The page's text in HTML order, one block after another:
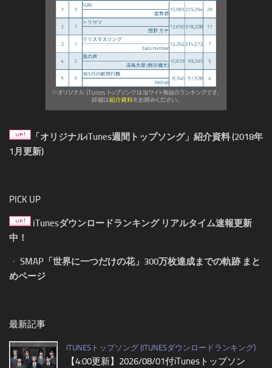
「オリジナルiTunes週間トップソング」紹介資料 (2018年
1月更新)
PICK UP
iTunesダウンロードランキング リアルタイム速報更新
中！
・ SMAP「世界に一つだけの花」300万枚達成までの軌跡 まと
めページ
最新記事
ITUNESトップソング (ITUNESダウンロードランキング)
【4:00更新】2026/08/01付iTunesトップソン